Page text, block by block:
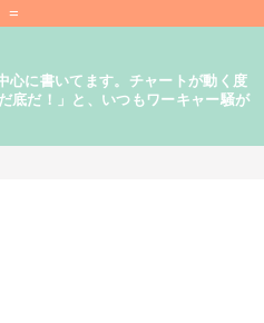
=
心に書いてます。チャートが動く度
底だ！」と、いつもワーキャー騒が